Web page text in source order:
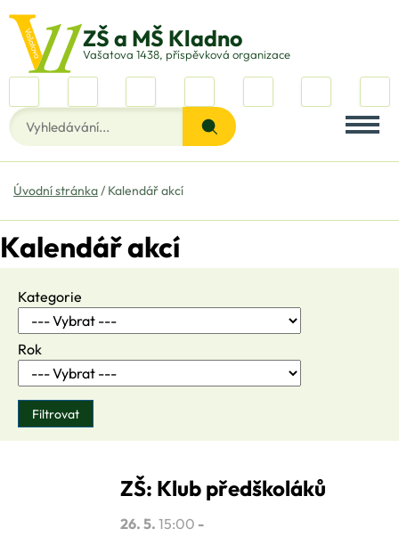
Vašatova 1438, příspěvková organizace
Úvodní stránka Kalendář akcí
Kalendář akcí
Kategorie
Rok
ZŠ: Klub předškoláků
26. 5. 15:00 -